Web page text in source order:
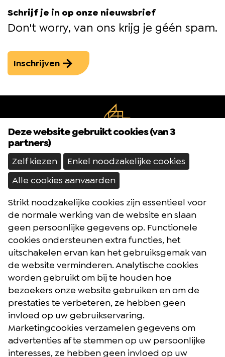
Schrijf je in op onze nieuwsbrief
Don't worry, van ons krijg je géén spam.
Inschrijven
Brochures
Reisblog
Algemene voorwaarden
Reisverzekering
Privacybeleid
FacebookInstagramYoutube
Postelsesteenweg 27 - 2400 Mol (België)
Deze website gebruikt cookies (van 3
partners)
Zelf kiezen
Enkel noodzakelijke cookies
Alle cookies aanvaarden
Strikt noodzakelijke cookies zijn essentieel voor
de normale werking van de website en slaan
geen persoonlijke gegevens op. Functionele
cookies ondersteunen extra functies, het
uitschakelen ervan kan het gebruiksgemak van
de website verminderen. Analytische cookies
worden gebruikt om bij te houden hoe
bezoekers onze website gebruiken en om de
prestaties te verbeteren, ze hebben geen
invloed op uw gebruikservaring.
Marketingcookies verzamelen gegevens om
advertenties af te stemmen op uw persoonlijke
interesses, ze hebben geen invloed op uw